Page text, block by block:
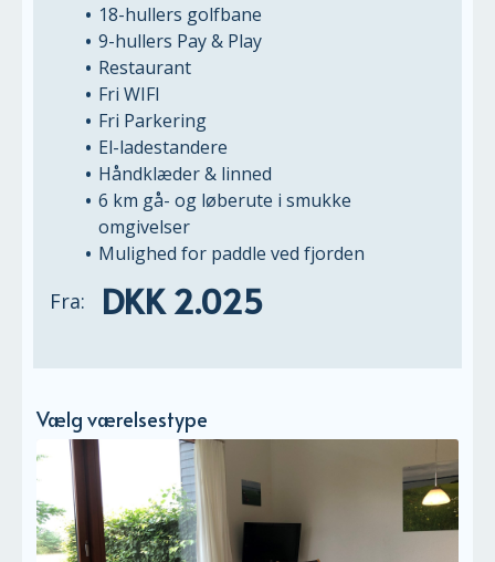
18-hullers golfbane
9-hullers Pay & Play
Restaurant
Fri WIFI
Fri Parkering
El-ladestandere
Håndklæder & linned
6 km gå- og løberute i smukke
omgivelser
Mulighed for paddle ved fjorden
Fra: DKK 2.025
Vælg værelsestype